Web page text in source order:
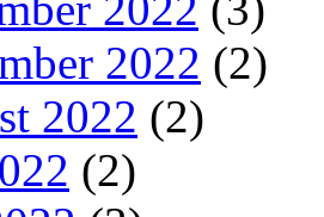
2022 (2)
2022 (2)
(2)